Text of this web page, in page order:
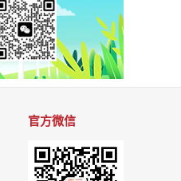
官方微信